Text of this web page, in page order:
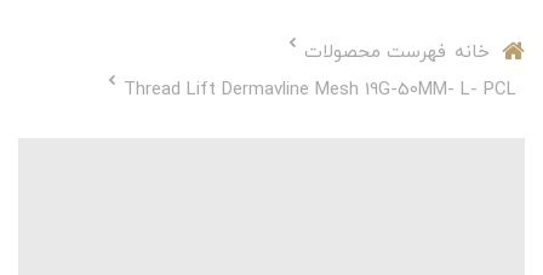
خانه فهرست محصولات
Thread Lift Dermavline Mesh 19G-50MM- L- PCL